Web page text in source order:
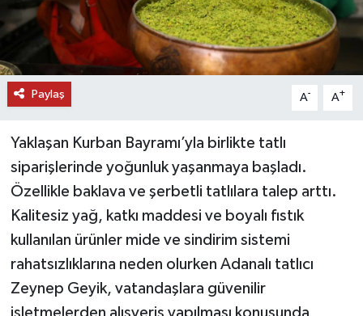
Paylaş A- A+
Yaklaşan Kurban Bayramı’yla birlikte tatlı
siparişlerinde yoğunluk yaşanmaya başladı.
Özellikle baklava ve şerbetli tatlılara talep arttı.
Kalitesiz yağ, katkı maddesi ve boyalı fıstık
kullanılan ürünler mide ve sindirim sistemi
rahatsızlıklarına neden olurken Adanalı tatlıcı
Zeynep Geyik, vatandaşlara güvenilir
işletmelerden alışveriş yapılması konusunda
RÖPORTAJ
VİDEO HABERLER
MAGAZİN